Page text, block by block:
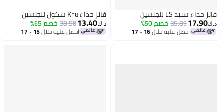
فانز حذاء سبيد LS للجنسين
د.ك‏17.90
35.89خصم 50%
احصل عليه خلال 16 - 17
فانز حذاء Knu سكول للجنسين
د.ك‏13.40
38.58خصم 65%
احصل عليه خلال 16 - 17